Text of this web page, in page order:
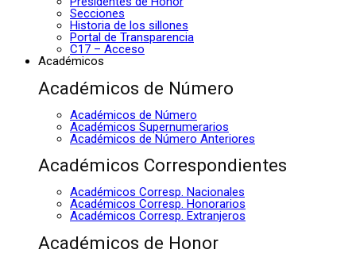
Secciones
Historia de los sillones
Portal de Transparencia
C17 – Acceso
Académicos
Académicos de Número
Académicos de Número
Académicos Supernumerarios
Académicos de Número Anteriores
Académicos Correspondientes
Académicos Corresp. Nacionales
Académicos Corresp. Honorarios
Académicos Corresp. Extranjeros
Académicos de Honor